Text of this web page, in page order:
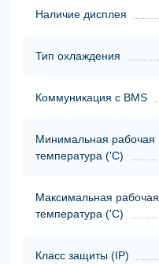
Наличие дисплея
Тип охлаждения
Коммуникация с BMS
Минимальная рабочая
температура ('С)
Максимальная рабочая
температура ('С)
Класс защиты (ІР)